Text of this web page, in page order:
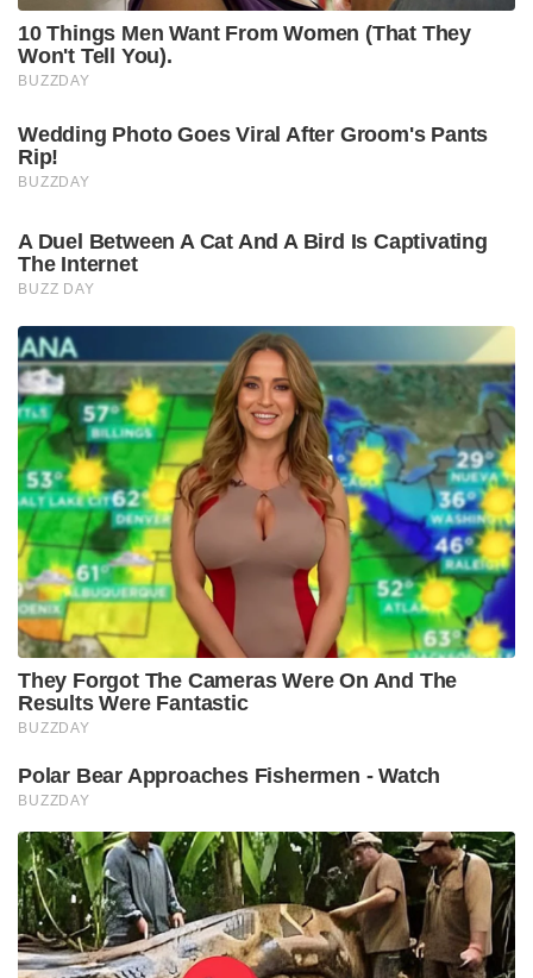
10 Things Men Want From Women (That They
Won't Tell You).
BUZZDAY
Wedding Photo Goes Viral After Groom's Pants
Rip!
BUZZDAY
A Duel Between A Cat And A Bird Is Captivating
The Internet
BUZZ DAY
They Forgot The Cameras Were On And The
Results Were Fantastic
BUZZDAY
Polar Bear Approaches Fishermen - Watch
BUZZDAY